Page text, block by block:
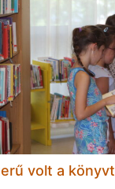
volt a